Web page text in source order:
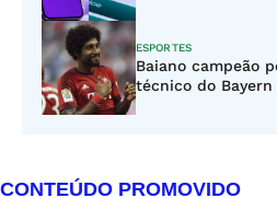
ESPORTES
Baiano campeão
técnico do